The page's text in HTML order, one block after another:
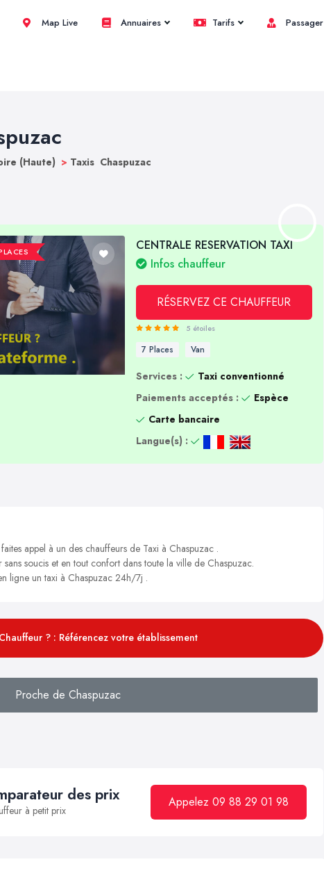
Map Live Annuaires Tarifs Passager
(Haute) > Taxis Chaspuzac
CENTRALE RESERVATION TAXI
Infos chauffeur
RÉSERVEZ CE CHAUFFEUR
5 étoiles
7 Places Van
Services :
Taxi conventionné
Paiements acceptés :
Espèce
Carte bancaire
Langue(s) :
appel à un des chauffeurs de Taxi à Chaspuzac .
soucis et en tout confort dans toute la ville de Chaspuzac.
ligne un taxi à Chaspuzac 24h/7j .
? : Référencez votre établissement
Proche de Chaspuzac
des prix
à petit prix
Appelez 09 88 29 01 98